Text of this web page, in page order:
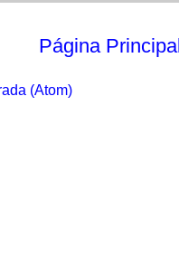
Página Principal
(Atom)